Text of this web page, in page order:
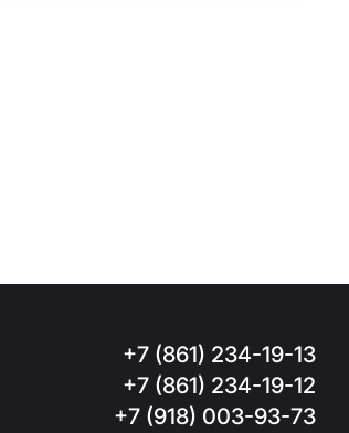
+7 (861) 234-19-13
+7 (861) 234-19-12
+7 (918) 003-93-73